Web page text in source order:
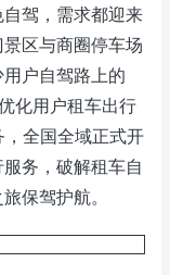
驾，需求都迎来
区与商圈停车场
户自驾路上的
化用户租车出行
全国全域正式开
务，破解租车自
保驾护航。